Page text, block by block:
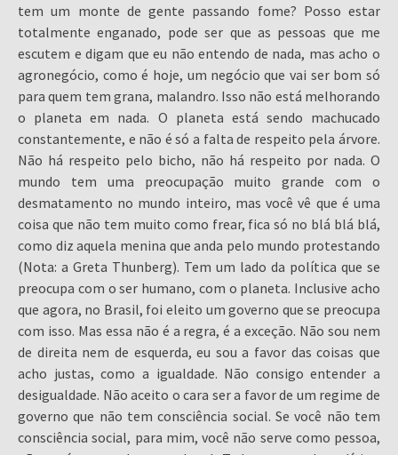
tem um monte de gente passando fome? Posso estar
totalmente enganado, pode ser que as pessoas que me
escutem e digam que eu não entendo de nada, mas acho o
agronegócio, como é hoje, um negócio que vai ser bom só
para quem tem grana, malandro. Isso não está melhorando
o planeta em nada. O planeta está sendo machucado
constantemente, e não é só a falta de respeito pela árvore.
Não há respeito pelo bicho, não há respeito por nada. O
mundo tem uma preocupação muito grande com o
desmatamento no mundo inteiro, mas você vê que é uma
coisa que não tem muito como frear, fica só no blá blá blá,
como diz aquela menina que anda pelo mundo protestando
(Nota: a Greta Thunberg). Tem um lado da política que se
preocupa com o ser humano, com o planeta. Inclusive acho
que agora, no Brasil, foi eleito um governo que se preocupa
com isso. Mas essa não é a regra, é a exceção. Não sou nem
de direita nem de esquerda, eu sou a favor das coisas que
acho justas, como a igualdade. Não consigo entender a
desigualdade. Não aceito o cara ser a favor de um regime de
governo que não tem consciência social. Se você não tem
consciência social, para mim, você não serve como pessoa,